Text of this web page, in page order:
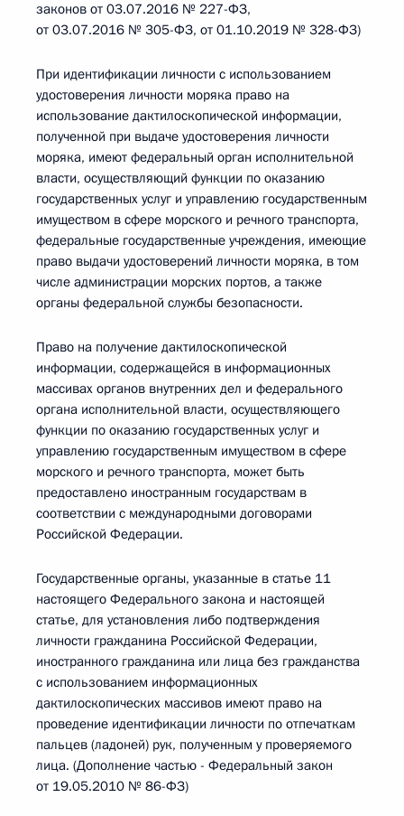
законов от 03.07.2016 № 227-ФЗ,
от 03.07.2016 № 305-ФЗ, от 01.10.2019 № 328-ФЗ)
При идентификации личности с использованием
удостоверения личности моряка право на
использование дактилоскопической информации,
полученной при выдаче удостоверения личности
моряка, имеют федеральный орган исполнительной
власти, осуществляющий функции по оказанию
государственных услуг и управлению государственным
имуществом в сфере морского и речного транспорта,
федеральные государственные учреждения, имеющие
право выдачи удостоверений личности моряка, в том
числе администрации морских портов, а также
органы федеральной службы безопасности.
Право на получение дактилоскопической
информации, содержащейся в информационных
массивах органов внутренних дел и федерального
органа исполнительной власти, осуществляющего
функции по оказанию государственных услуг и
управлению государственным имуществом в сфере
морского и речного транспорта, может быть
предоставлено иностранным государствам в
соответствии с международными договорами
Российской Федерации.
Государственные органы, указанные в статье 11
настоящего Федерального закона и настоящей
статье, для установления либо подтверждения
личности гражданина Российской Федерации,
иностранного гражданина или лица без гражданства
с использованием информационных
дактилоскопических массивов имеют право на
проведение идентификации личности по отпечаткам
пальцев (ладоней) рук, полученным у проверяемого
лица. (Дополнение частью - Федеральный закон
от 19.05.2010 № 86-ФЗ)